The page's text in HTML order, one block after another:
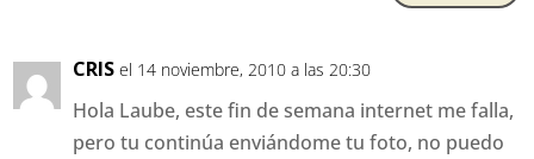
CRIS el 14 noviembre, 2010 a las 20:30
Hola Laube, este fin de semana internet me falla,
pero tu continúa enviándome tu foto, no puedo